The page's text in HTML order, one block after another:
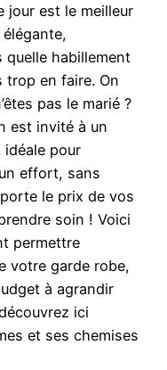
jour est le meilleur
quelle habillement
trop en faire. On
pas le marié ?
est invité à un
idéale pour
effort, sans
le prix de vos
soin ! Voici
permettre
votre garde robe,
à agrandir
ici
et ses chemises